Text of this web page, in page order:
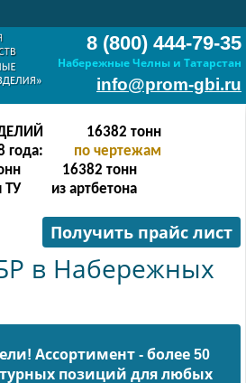
8 (800) 444-79-35
Набережные Челны и Татарстан
info@prom-gbi.ru
года:
32766 тонн
по чертежам
ТУ
32766 тонн
из артбетона
Получить прайс лист
в Набережных
Ассортимент - более 50
позиций для любых